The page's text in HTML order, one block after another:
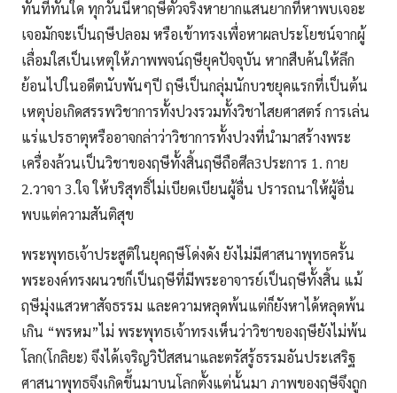
ทันทีทันใด ทุกวันนี้หาฤษีตัวจริงหายากแสนยากที่หาพบเจอะ
เจอมักจะเป็นฤษีปลอม หรือเข้าทรงเพื่อหาผลประโยชน์จากผู้
เลื่อมใสเป็นเหตุให้ภาพพจน์ฤษียุคปัจจุบัน หากสืบค้นให้ลึก
ย้อนไปในอดีตนับพันๆปี ฤษีเป็นกลุ่มนักบวชยุคแรกที่เป็นต้น
เหตุบ่อเกิดสรรพวิชาการทั้งปวงรวมทั้งวิชาไสยศาสตร์ การเล่น
แร่แปรธาตุหรืออาจกล่าว่าวิชาการทั้งปวงที่นำมาสร้างพระ
เครื่องล้วนเป็นวิชาของฤษีทั้งสิ้นฤษีถือศีล3ประการ 1. กาย
2.วาจา 3.ใจ ให้บริสุทธิ์ไม่เบียดเบียนผู้อื่น ปรารถนาให้ผู้อื่น
พบแต่ความสันติสุข
พระพุทธเจ้าประสูติในยุคฤษีโด่งดัง ยังไม่มีศาสนาพุทธครั้น
พระองค์ทรงผนวชก็เป็นฤษีที่มีพระอาจารย์เป็นฤษีทั้งสิ้น แม้
ฤษีมุ่งแสวหาสัจธรรม และความหลุดพ้นแต่ก็ยังหาได้หลุดพ้น
เกิน “พรหม”ไม่ พระพุทธเจ้าทรงเห็นว่าวิชาของฤษียังไม่พ้น
โลก(โกลิยะ) จึงได้เจริญวิปัสสนาและตรัสรู้ธรรมอันประเสริฐ
ศาสนาพุทธจึงเกิดขึ้นมาบนโลกตั้งแต่นั้นมา ภาพของฤษีจึงถูก